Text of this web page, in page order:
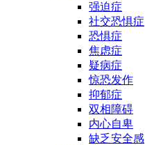
强迫症
社交恐惧症
恐惧症
焦虑症
疑病症
惊恐发作
抑郁症
双相障碍
内心自卑
缺乏安全感